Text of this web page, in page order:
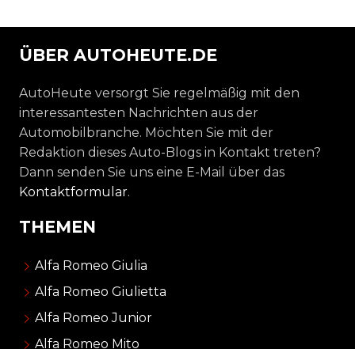
ÜBER AUTOHEUTE.DE
AutoHeute versorgt Sie regelmäßig mit den
interessantesten Nachrichten aus der
Automobilbranche. Möchten Sie mit der
Redaktion dieses Auto-Blogs in Kontakt treten?
Dann senden Sie uns eine E-Mail über das
Kontaktformular.
THEMEN
Alfa Romeo Giulia
Alfa Romeo Giulietta
Alfa Romeo Junior
Alfa Romeo Mito